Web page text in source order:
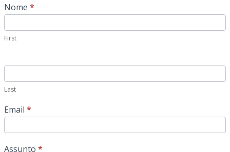
contacto
Nome *
First
Last
Email *
Assunto *